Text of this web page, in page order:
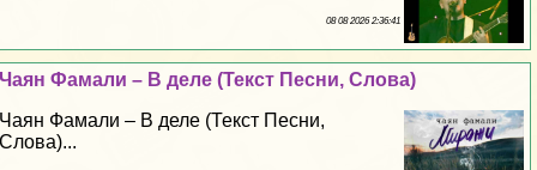
08 08 2026 2:36:41
Чаян Фамали – В деле (Текст Песни, Слова)
Чаян Фамали – В деле (Текст Песни,
Слова)...